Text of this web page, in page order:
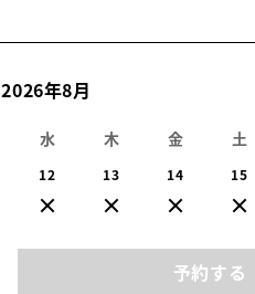
2026年8月
水
12
木
13
金
14
土
15
予約する